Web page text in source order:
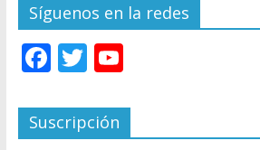
Síguenos en la redes
F
e
T
itt
Y
u
Suscripción